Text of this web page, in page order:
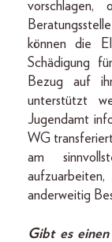
können die
Schädigung
Bezug auf
unterstützt
Jugendamt
WG
am
anderweitig
Gibt es